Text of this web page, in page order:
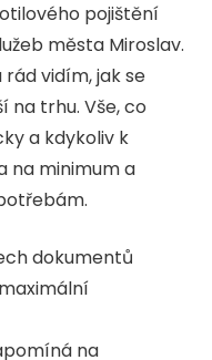
pojištění
města Miroslav.
vidím, jak se
na trhu. Vše, co
a kdykoliv k
na minimum a
dokumentů
na